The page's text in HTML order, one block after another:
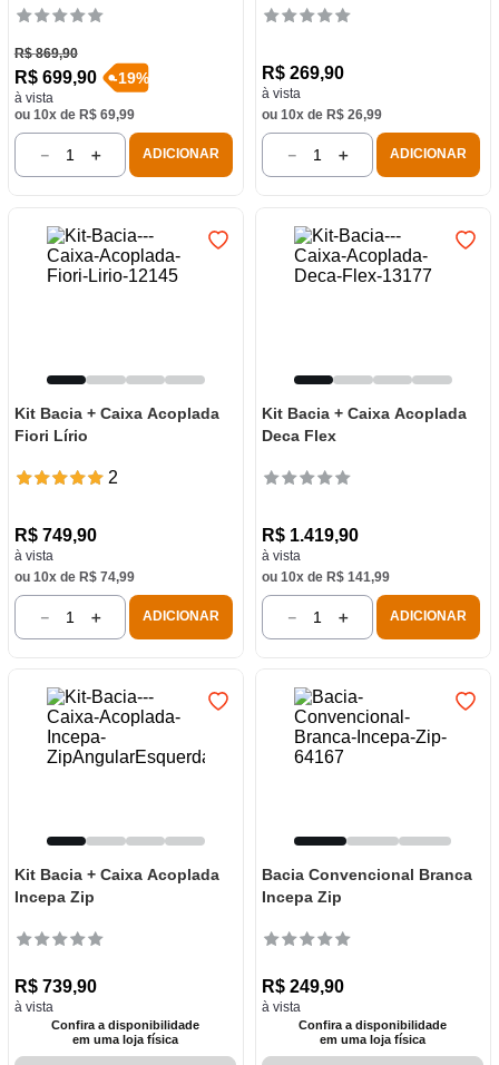
R$ 869,90
R$ 699,90
à vista
-19%
ou 10x de R$ 69,99
＋
－ ADICIONAR
R$ 269,90
à vista
ou 10x de R$ 26,99
＋
－ ADICIONAR
Kit Bacia + Caixa Acoplada
Fiori Lírio
2
R$ 749,90
à vista
ou 10x de R$ 74,99
＋
－ ADICIONAR
Kit Bacia + Caixa Acoplada
Deca Flex
R$ 1.419,90
à vista
ou 10x de R$ 141,99
＋
－ ADICIONAR
Kit Bacia + Caixa Acoplada
Incepa Zip
R$ 739,90
à vista
Confira a disponibilidade
em uma loja física
Bacia Convencional Branca
Incepa Zip
R$ 249,90
à vista
Confira a disponibilidade
em uma loja física